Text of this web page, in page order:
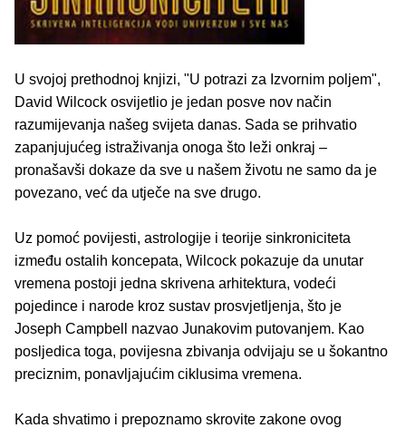
U svojoj prethodnoj knjizi, "U potrazi za Izvornim poljem",
David Wilcock osvijetlio je jedan posve nov način
razumijevanja našeg svijeta danas. Sada se prihvatio
zapanjujućeg istraživanja onoga što leži onkraj –
pronašavši dokaze da sve u našem životu ne samo da je
povezano, već da utječe na sve drugo.
Uz pomoć povijesti, astrologije i teorije sinkroniciteta
između ostalih koncepata, Wilcock pokazuje da unutar
vremena postoji jedna skrivena arhitektura, vodeći
pojedince i narode kroz sustav prosvjetljenja, što je
Joseph Campbell nazvao Junakovim putovanjem. Kao
posljedica toga, povijesna zbivanja odvijaju se u šokantno
preciznim, ponavljajućim ciklusima vremena.
Kada shvatimo i prepoznamo skrovite zakone ovog